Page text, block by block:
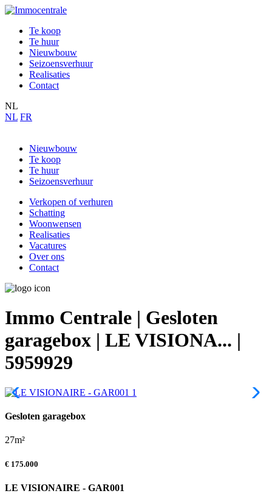
Te koop
Te huur
Nieuwbouw
Seizoensverhuur
Realisaties
Contact
NL
NL FR
Nieuwbouw
Te koop
Te huur
Seizoensverhuur
Verkopen of verhuren
Schatting
Woonwensen
Realisaties
Vacatures
Over ons
Contact
Immo Centrale | Gesloten
garagebox | LE VISIONA... |
5959929
Gesloten garagebox
27m²
€ 175.000
LE VISIONAIRE - GAR001